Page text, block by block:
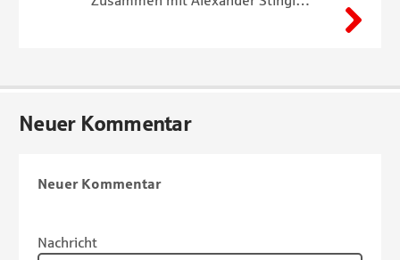
Neuer Kommentar
Neuer Kommentar
Nachricht